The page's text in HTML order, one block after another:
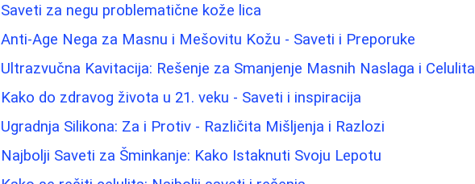
Saveti za negu problematične kože lica
Anti-Age Nega za Masnu i Mešovitu Kožu - Saveti i Preporuke
Ultrazvučna Kavitacija: Rešenje za Smanjenje Masnih Naslaga i Celulita
Kako do zdravog života u 21. veku - Saveti i inspiracija
Ugradnja Silikona: Za i Protiv - Različita Mišljenja i Razlozi
Najbolji Saveti za Šminkanje: Kako Istaknuti Svoju Lepotu